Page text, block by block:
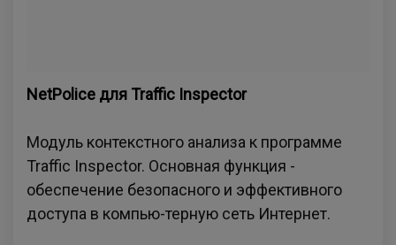
NetPolice для Traffic Inspector
Модуль контекстного анализа к программе
Traffic Inspector. Основная функция -
обеспечение безопасного и эффективного
доступа в компью-терную сеть Интернет.